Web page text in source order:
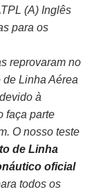
(A) Inglês
para os
reprovaram no
Linha Aérea
à
faça parte
O nosso teste
de Linha
oficial
todos os